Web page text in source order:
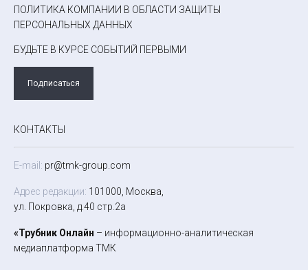
ПОЛИТИКА КОМПАНИИ В ОБЛАСТИ ЗАЩИТЫ
ПЕРСОНАЛЬНЫХ ДАННЫХ
БУДЬТЕ В КУРСЕ СОБЫТИЙ ПЕРВЫМИ
Подписаться
КОНТАКТЫ
E-mail: pr@tmk-group.com
Адрес редакции: 101000, Москва,
ул. Покровка, д.40 стр.2а
«Трубник Онлайн – информационно-аналитическая
медиаплатформа ТМК